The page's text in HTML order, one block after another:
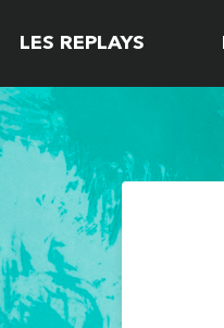
LES REPLAYS